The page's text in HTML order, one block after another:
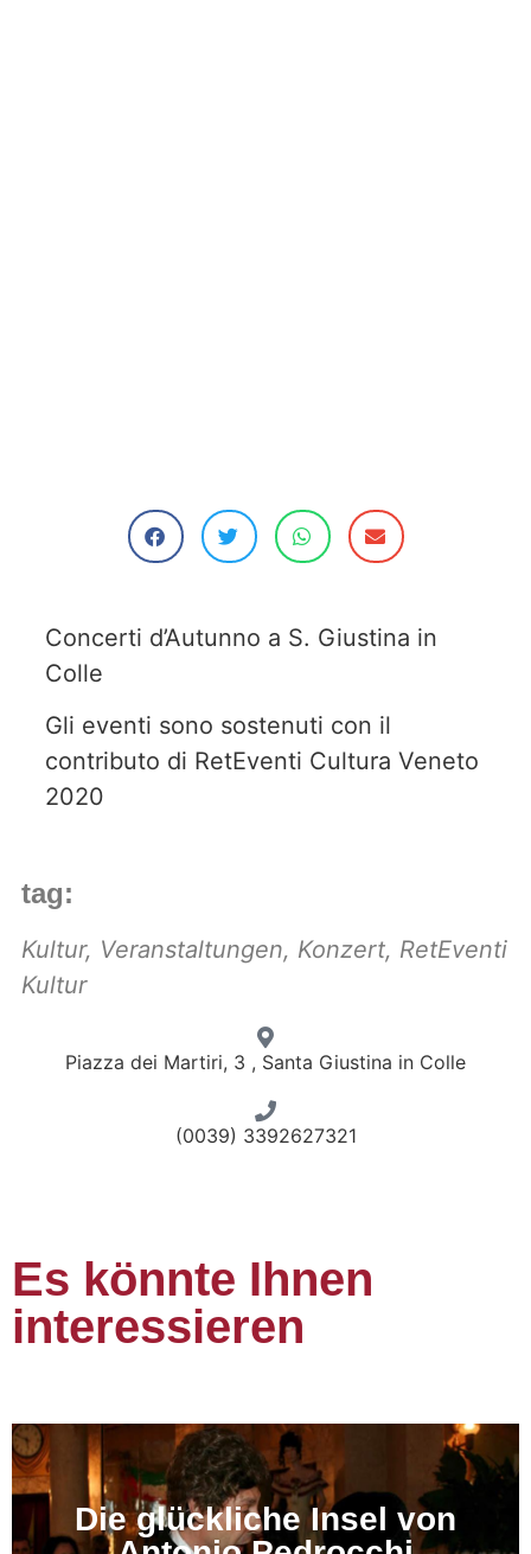
Concerti d’Autunno a S. Giustina in
Colle
Gli eventi sono sostenuti con il
contributo di RetEventi Cultura Veneto
2020
tag:
Kultur, Veranstaltungen, Konzert, RetEventi
Kultur
Piazza dei Martiri, 3 , Santa Giustina in Colle
(0039) 3392627321
Es könnte Ihnen
interessieren
Die glückliche Insel von